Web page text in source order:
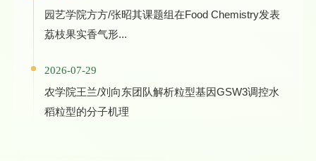
园艺学院方方/张昭其课题组在Food Chemistry发表
荔枝果实香气形...
2026-07-29
农学院王兰/刘向东团队解析粒型基因GSW3调控水
稻粒型的分子机理